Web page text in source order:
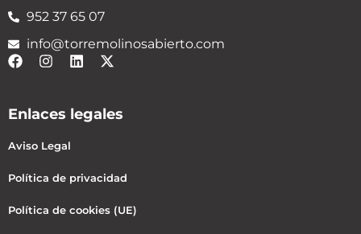
952 37 65 07
info@torremolinosabierto.com
Enlaces legales
Aviso Legal
Política de privacidad
Política de cookies (UE)